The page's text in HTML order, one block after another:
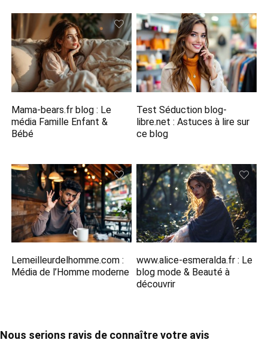
Mama-bears.fr blog : Le
média Famille Enfant &
Bébé
Test Séduction blog-
libre.net​ : Astuces à lire sur
ce blog
Lemeilleurdelhomme.com​ :
Média de l’Homme moderne
www.alice-esmeralda.fr​ : Le
blog mode & Beauté à
découvrir
Nous serions ravis de connaître votre avis